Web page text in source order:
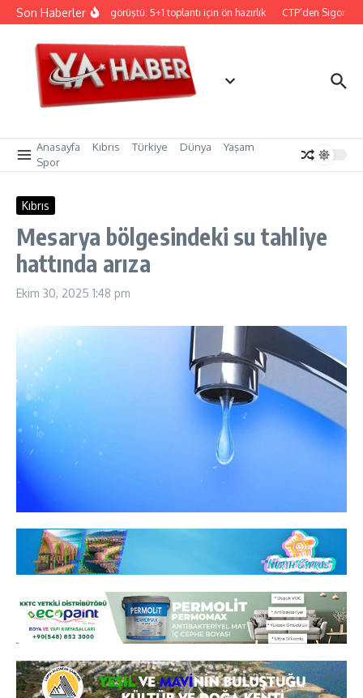
İçeriğe atla
Son HaberlerHolguin ile görüştü: 5+1 toplantı için ön hazırlık CTP’den Sigorta
Anasayfa Kıbrıs Türkiye Dünya
Yaşam
Spor
Kıbrıs
Mesarya bölgesindeki su tahliye
hattında arıza
Ekim 30, 2025 1:48 pm